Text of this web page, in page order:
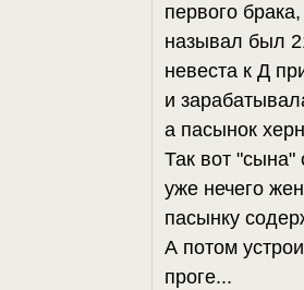
первого
называл был
невеста к Д
и
а пасынок
Так вот "сына"
уже нечего
пасынку
А потом
проге...